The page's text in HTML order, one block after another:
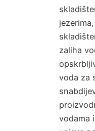
zaliha
voda za
vodama